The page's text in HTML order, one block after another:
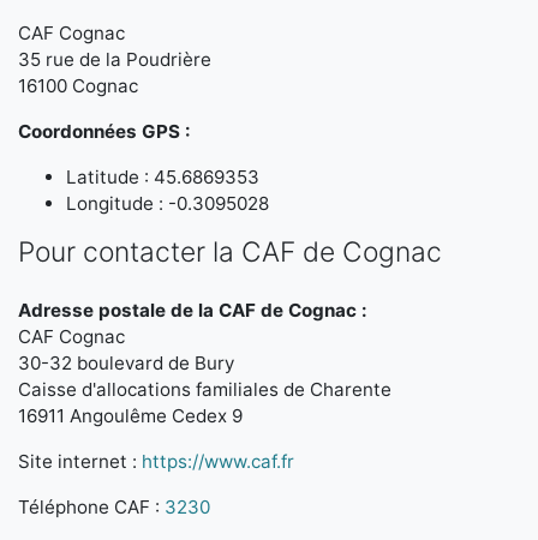
CAF Cognac
35 rue de la Poudrière
16100 Cognac
Coordonnées GPS :
Latitude : 45.6869353
Longitude : -0.3095028
Pour contacter la CAF de Cognac
Adresse postale de la CAF de Cognac :
CAF Cognac
30-32 boulevard de Bury
Caisse d'allocations familiales de Charente
16911 Angoulême Cedex 9
Site internet : https://www.caf.fr
Téléphone CAF : 3230